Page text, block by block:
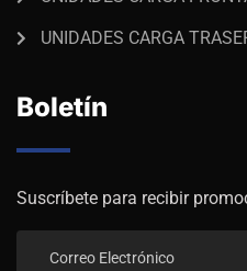
UNIDADES CARGA
Boletín
Suscríbete para recibir